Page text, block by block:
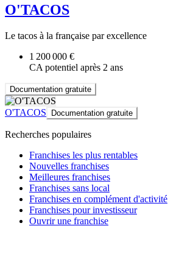
O'TACOS
Le tacos à la française par excellence
1 200 000 €
CA potentiel après 2 ans
Documentation gratuite
O'TACOS Documentation gratuite
Recherches populaires
Franchises les plus rentables
Nouvelles franchises
Meilleures franchises
Franchises sans local
Franchises en complément d'activité
Franchises pour investisseur
Ouvrir une franchise